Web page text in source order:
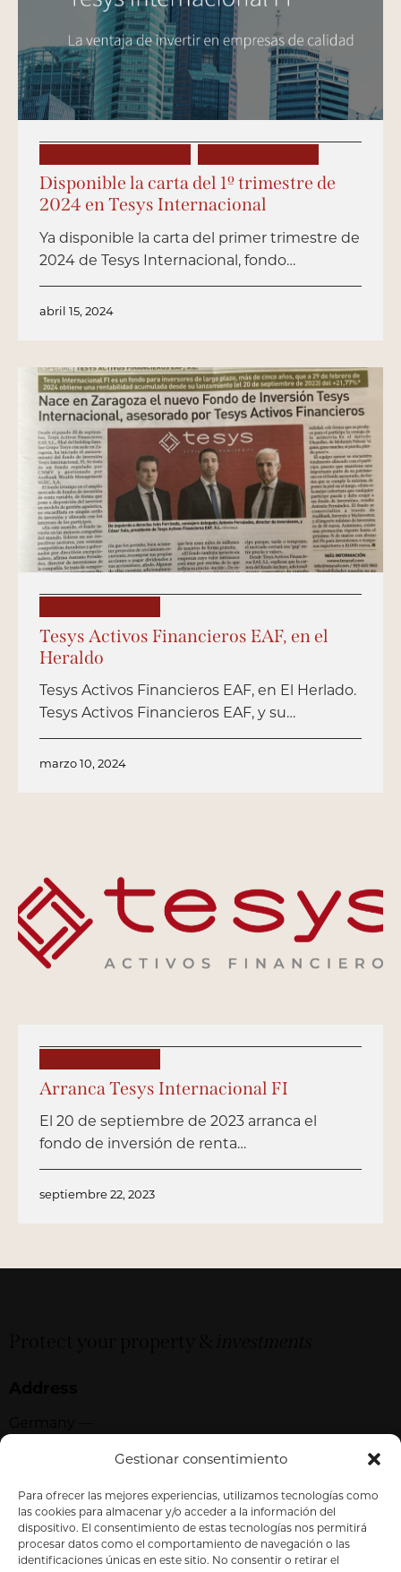
Gestionar consentimiento
Para ofrecer las mejores experiencias, utilizamos tecnologías como
las cookies para almacenar y/o acceder a la información del
dispositivo. El consentimiento de estas tecnologías nos permitirá
procesar datos como el comportamiento de navegación o las
identificaciones únicas en este sitio. No consentir o retirar el
Disponible la carta del 1º trimestre de
2024 en Tesys Internacional
Ya disponible la carta del primer trimestre de
2024 de Tesys Internacional, fondo…
abril 15, 2024
Tesys Activos Financieros EAF, en el
Heraldo
Tesys Activos Financieros EAF, en El Herlado.
Tesys Activos Financieros EAF, y su…
marzo 10, 2024
Arranca Tesys Internacional FI
El 20 de septiembre de 2023 arranca el
fondo de inversión de renta…
septiembre 22, 2023
Berlin, De 81566
Say Hello